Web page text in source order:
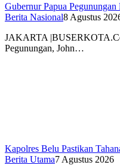
Gubernur Papua
Berita Nasional8 Agustus
JAKARTA
Pegunungan, John…
Kapolres Belu Pastikan
Berita Utama7 Agustus 2026